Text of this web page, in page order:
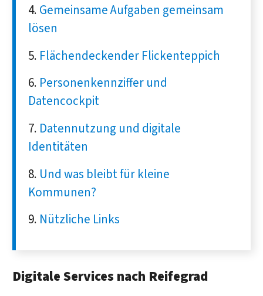
Gemeinsame Aufgaben gemeinsam
lösen
Flächendeckender Flickenteppich
Personenkennziffer und
Datencockpit
Datennutzung und digitale
Identitäten
Und was bleibt für kleine
Kommunen?
Nützliche Links
Digitale Services nach Reifegrad